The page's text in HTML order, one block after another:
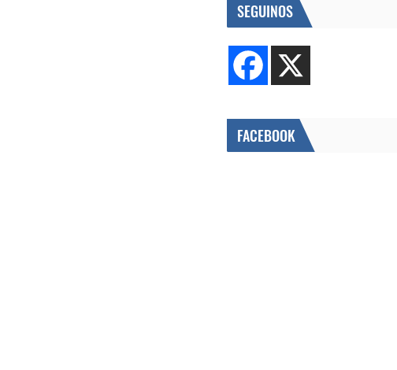
SEGUINOS
FACEBOOK